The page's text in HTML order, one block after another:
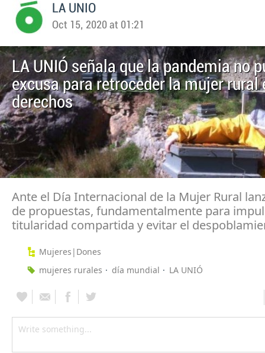
LA UNIO
Oct 15, 2020 at 01:21
LA UNIÓ señala que la pandemia no
excusa para retroceder la mujer rural
derechos
Ante el Día Internacional de la Mujer Rural
de propuestas, fundamentalmente para
titularidad compartida y evitar el
Mujeres|Dones
mujeres rurales
día mundial LA UNIÓ